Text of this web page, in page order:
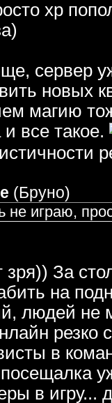
хр
сервер
новых
магию
все такое.
(Бруно)
не играю,
зря)) За
на
людей не
резко
в
в игру...